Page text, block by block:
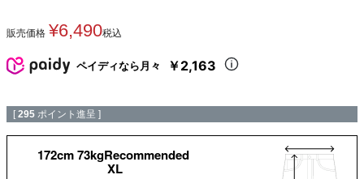
販売価格 ¥6,490税込
ペイディなら月々 ￥2,163
[ 295 ポイント進呈 ]
172cm 73kgRecommended
XL